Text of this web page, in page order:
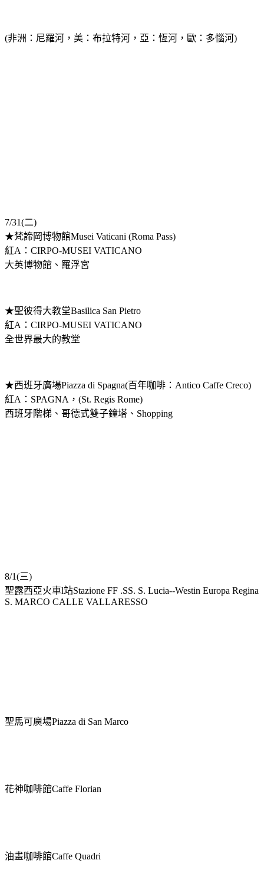
(非洲：尼羅河，美：布拉特河，亞：恆河，歐：多惱河)
7/31(二)
★梵諦岡博物館Musei Vaticani (Roma Pass)
紅A：CIRPO-MUSEI VATICANO
大英博物館、羅浮宮
★聖彼得大教堂Basilica San Pietro
紅A：CIRPO-MUSEI VATICANO
全世界最大的教堂
★西班牙廣場Piazza di Spagna(百年咖啡：Antico Caffe Creco)
紅A：SPAGNA，(St. Regis Rome)
西班牙階梯、哥德式雙子鐘塔、Shopping
8/1(三)
聖露西亞火車l站Stazione FF .SS. S. Lucia--Westin Europa Regina
S. MARCO CALLE VALLARESSO
聖馬可廣場Piazza di San Marco
花神咖啡館Caffe Florian
油畫咖啡館Caffe Quadri